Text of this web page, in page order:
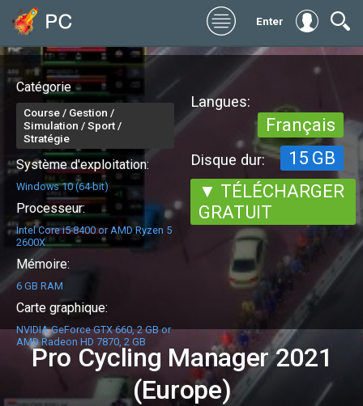
Enter
Catégorie
Course / Gestion /
Simulation / Sport /
Stratégie
Système d'exploitation:
Windows 10 (64-bit)
Processeur:
Intel Core i5-8400 or AMD Ryzen 5
2600X
Mémoire:
6 GB RAM
Carte graphique:
NVIDIA GeForce GTX 660, 2 GB or
AMD Radeon HD 7870, 2 GB
Pro Cycling Manager 2021
(Europe)
Langues:
Français
Disque dur:
15 GB
▼ TÉLÉCHARGER
GRATUIT